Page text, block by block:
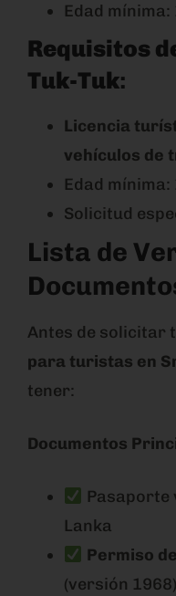
Edad mínima:
Requisitos
Tuk-Tuk:
Licencia
vehículos de
Edad mínima:
Solicitud
Lista de
Antes de solicitar
para turistas en
tener:
Documentos
Pasaporte
Lanka
Permiso
(versión 1968)